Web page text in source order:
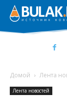
Домой Лента
Лента новостей